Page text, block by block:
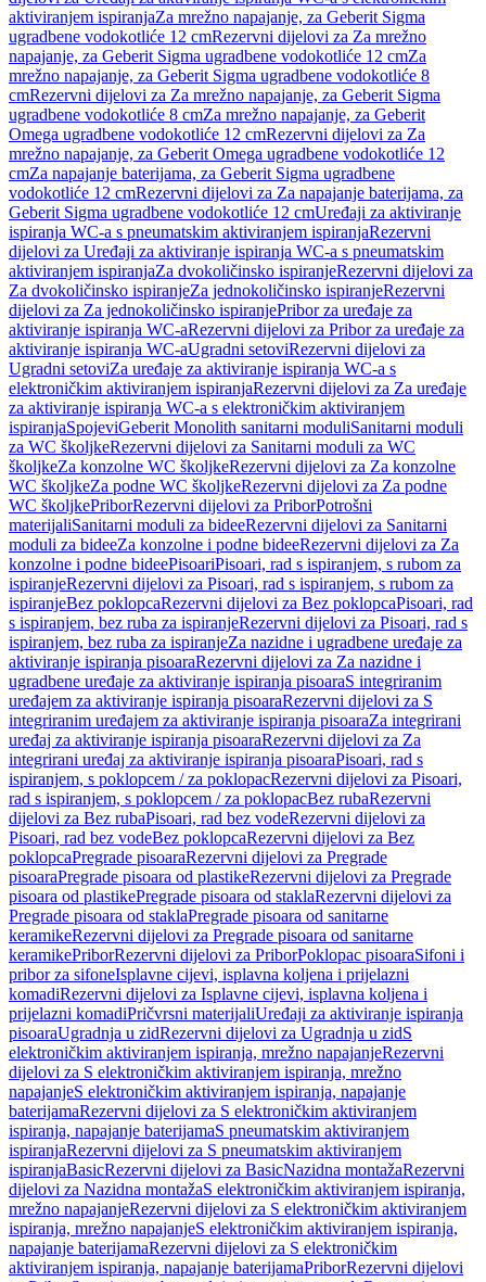
aktiviranjem ispiranjaZa mrežno napajanje, za Geberit Sigma
ugradbene vodokotliće 12 cmRezervni dijelovi za Za mrežno
napajanje, za Geberit Sigma ugradbene vodokotliće 12 cmZa
mrežno napajanje, za Geberit Sigma ugradbene vodokotliće 8
cmRezervni dijelovi za Za mrežno napajanje, za Geberit Sigma
ugradbene vodokotliće 8 cmZa mrežno napajanje, za Geberit
Omega ugradbene vodokotliće 12 cmRezervni dijelovi za Za
mrežno napajanje, za Geberit Omega ugradbene vodokotliće 12
cmZa napajanje baterijama, za Geberit Sigma ugradbene
vodokotliće 12 cmRezervni dijelovi za Za napajanje baterijama, za
Geberit Sigma ugradbene vodokotliće 12 cmUređaji za aktiviranje
ispiranja WC-a s pneumatskim aktiviranjem ispiranjaRezervni
dijelovi za Uređaji za aktiviranje ispiranja WC-a s pneumatskim
aktiviranjem ispiranjaZa dvokoličinsko ispiranjeRezervni dijelovi za
Za dvokoličinsko ispiranjeZa jednokoličinsko ispiranjeRezervni
dijelovi za Za jednokoličinsko ispiranjePribor za uređaje za
aktiviranje ispiranja WC-aRezervni dijelovi za Pribor za uređaje za
aktiviranje ispiranja WC-aUgradni setoviRezervni dijelovi za
Ugradni setoviZa uređaje za aktiviranje ispiranja WC-a s
elektroničkim aktiviranjem ispiranjaRezervni dijelovi za Za uređaje
za aktiviranje ispiranja WC-a s elektroničkim aktiviranjem
ispiranjaSpojeviGeberit Monolith sanitarni moduliSanitarni moduli
za WC školjkeRezervni dijelovi za Sanitarni moduli za WC
školjkeZa konzolne WC školjkeRezervni dijelovi za Za konzolne
WC školjkeZa podne WC školjkeRezervni dijelovi za Za podne
WC školjkePriborRezervni dijelovi za PriborPotrošni
materijaliSanitarni moduli za bideeRezervni dijelovi za Sanitarni
moduli za bideeZa konzolne i podne bideeRezervni dijelovi za Za
konzolne i podne bideePisoariPisoari, rad s ispiranjem, s rubom za
ispiranjeRezervni dijelovi za Pisoari, rad s ispiranjem, s rubom za
ispiranjeBez poklopcaRezervni dijelovi za Bez poklopcaPisoari, rad
s ispiranjem, bez ruba za ispiranjeRezervni dijelovi za Pisoari, rad s
ispiranjem, bez ruba za ispiranjeZa nazidne i ugradbene uređaje za
aktiviranje ispiranja pisoaraRezervni dijelovi za Za nazidne i
ugradbene uređaje za aktiviranje ispiranja pisoaraS integriranim
uređajem za aktiviranje ispiranja pisoaraRezervni dijelovi za S
integriranim uređajem za aktiviranje ispiranja pisoaraZa integrirani
uređaj za aktiviranje ispiranja pisoaraRezervni dijelovi za Za
integrirani uređaj za aktiviranje ispiranja pisoaraPisoari, rad s
ispiranjem, s poklopcem / za poklopacRezervni dijelovi za Pisoari,
rad s ispiranjem, s poklopcem / za poklopacBez rubaRezervni
dijelovi za Bez rubaPisoari, rad bez vodeRezervni dijelovi za
Pisoari, rad bez vodeBez poklopcaRezervni dijelovi za Bez
poklopcaPregrade pisoaraRezervni dijelovi za Pregrade
pisoaraPregrade pisoara od plastikeRezervni dijelovi za Pregrade
pisoara od plastikePregrade pisoara od staklaRezervni dijelovi za
Pregrade pisoara od staklaPregrade pisoara od sanitarne
keramikeRezervni dijelovi za Pregrade pisoara od sanitarne
keramikePriborRezervni dijelovi za PriborPoklopac pisoaraSifoni i
pribor za sifoneIsplavne cijevi, isplavna koljena i prijelazni
komadiRezervni dijelovi za Isplavne cijevi, isplavna koljena i
prijelazni komadiPričvrsni materijaliUređaji za aktiviranje ispiranja
pisoaraUgradnja u zidRezervni dijelovi za Ugradnja u zidS
elektroničkim aktiviranjem ispiranja, mrežno napajanjeRezervni
dijelovi za S elektroničkim aktiviranjem ispiranja, mrežno
napajanjeS elektroničkim aktiviranjem ispiranja, napajanje
baterijamaRezervni dijelovi za S elektroničkim aktiviranjem
ispiranja, napajanje baterijamaS pneumatskim aktiviranjem
ispiranjaRezervni dijelovi za S pneumatskim aktiviranjem
ispiranjaBasicRezervni dijelovi za BasicNazidna montažaRezervni
dijelovi za Nazidna montažaS elektroničkim aktiviranjem ispiranja,
mrežno napajanjeRezervni dijelovi za S elektroničkim aktiviranjem
ispiranja, mrežno napajanjeS elektroničkim aktiviranjem ispiranja,
napajanje baterijamaRezervni dijelovi za S elektroničkim
aktiviranjem ispiranja, napajanje baterijamaPriborRezervni dijelovi